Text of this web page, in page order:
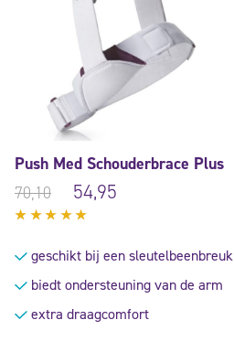
Push Med Schouderbrace Plus
70,10
54,95
uit
5 geschikt bij een sleutelbeenbreuk
biedt ondersteuning van de arm
extra draagcomfort